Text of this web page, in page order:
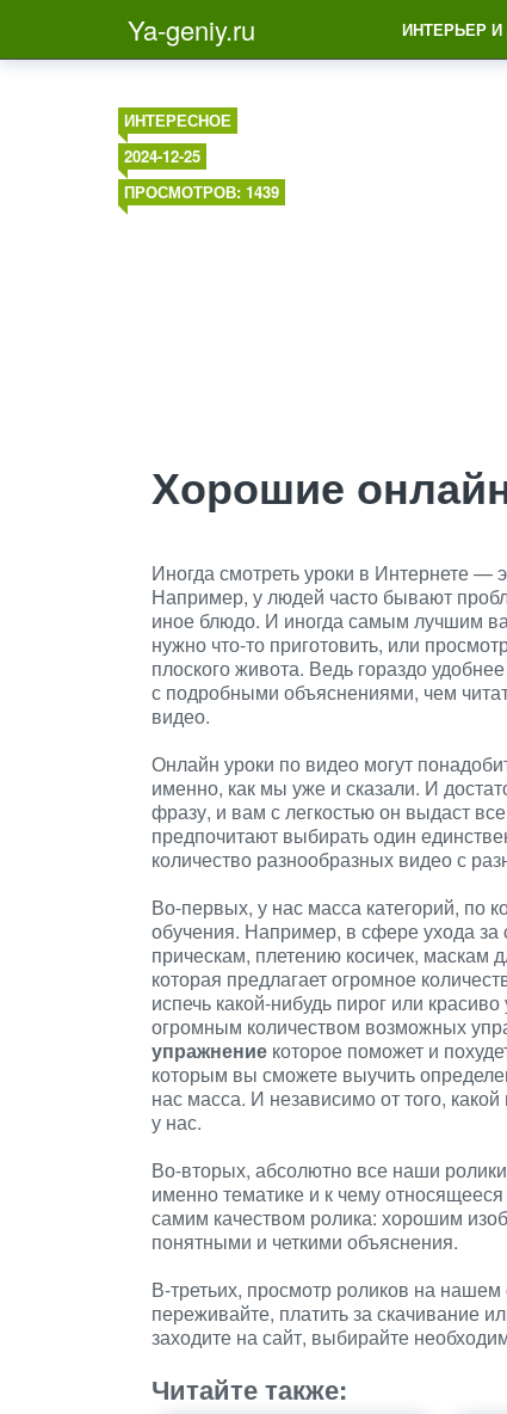
Ya-geniy.ru ИНТЕРЬЕР И
ИНТЕРЕСНОЕ
2024-12-25
ПРОСМОТРОВ: 1439
Хорошие
Иногда смотреть уроки в Интернете —
Например, у людей часто бывают
иное блюдо. И иногда самым лучшим
нужно что-то приготовить, или
плоского живота. Ведь гораздо
с подробными объяснениями, чем
видео.
Онлайн уроки по видео могут
именно, как мы уже и сказали. И
фразу, и вам с легкостью он выдаст
предпочитают выбирать один
количество разнообразных видео с
Во-первых, у нас масса категорий, по
обучения. Например, в сфере ухода
прическам, плетению косичек, маскам
которая предлагает огромное
испечь какой-нибудь пирог или
огромным количеством возможных
упражнение которое поможет и
которым вы сможете выучить
нас масса. И независимо от того,
у нас.
Во-вторых, абсолютно все наши
именно тематике и к чему
самим качеством ролика: хорошим
понятными и четкими объяснения.
В-третьих, просмотр роликов на
переживайте, платить за скачивание
заходите на сайт, выбирайте
Читайте также: